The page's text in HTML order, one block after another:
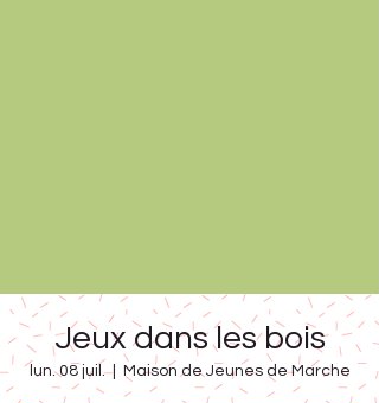
Jeux dans les bois
lun. 08 juil.
  |
Maison de Jeunes de Marche